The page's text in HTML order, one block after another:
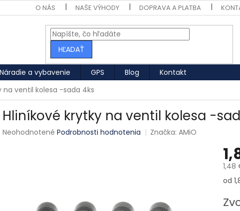
O NÁS NAŠE VÝHODY DOPRAVA A PLATBA
HĽADAŤ
Náradie a vybavenie GPS Blog
Kontakt
na ventil kolesa -sada 4ks
Hliníkové krytky na ventil kolesa -
Priemerné hodnotenie produktu je 0,0 z 5 hviezdičiek.
Neohodnotené Podrobnosti hodnotenia Značka:AMiO
1,48
od